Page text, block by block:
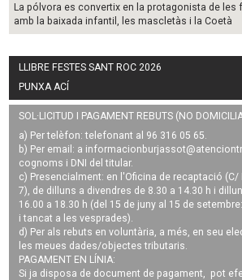
La pólvora es convertix en la protagonista de
amb la baixada infantil, les mascletàs i la Coetà
LLIBRE FESTES SANT ROC 2026
PUNXA ACÍ
SOL·LICITUD I PAGAMENT REBUTS (NO
a) Per telèfon: telefonant al 96 316 05 65.
b) Per email: a
cognoms i DNI del titular.
c) Presencialment: en l'Oficina de recaptació (C/
7), de dilluns a divendres de 8.30 a 14.30 h i
16.00 a 18.30 h (del 15 de juny al 15 de
i tancat a les vesprades).
d) Per als rebuts en voluntària, a més, en seu
les meues dades/objectes tributaris.
PAGAMENT EN LÍNIA:
Si ja disposa de document de pagament, pot